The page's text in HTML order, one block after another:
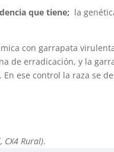
que tiene; la
con garrapata
de erradicación, y la
ese control la raza se
CX4 Rural).